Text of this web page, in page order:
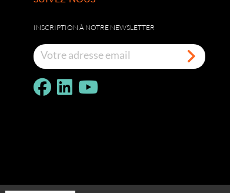
INSCRIPTION À NOTRE NEWSLETTER